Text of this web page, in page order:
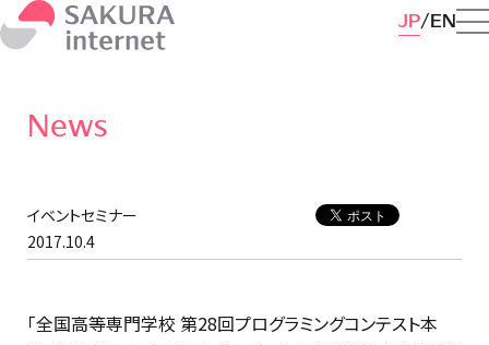
JP EN
News
イベントセミナー
2017.10.4
「全国高等専門学校 第28回プログラミングコンテスト本